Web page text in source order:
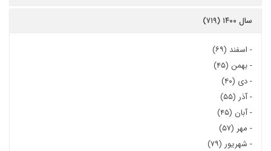
سال ۱۴۰۰ (۷۱۹)
- اسفند (۶۹)
-بهمن (۴۵)
-دی (۴۰)
-آذر (۵۵)
-آبان (۴۵)
- مهر (۵۷)
- شهریور (۷۹)